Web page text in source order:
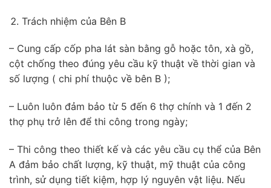
Trách nhiệm của Bên B
– Cung cấp cốp pha lát sàn bằng gỗ hoặc tôn, xà gồ,
cột chống theo đúng yêu cầu kỹ thuật về thời gian và
số lượng ( chi phí thuộc về bên B );
– Luôn luôn đảm bảo từ 5 đến 6 thợ chính và 1 đến 2
thợ phụ trở lên để thi công trong ngày;
– Thi công theo thiết kế và các yêu cầu cụ thể của Bên
A đảm bảo chất lượng, kỹ thuật, mỹ thuật của công
trình, sử dụng tiết kiệm, hợp lý nguyên vật liệu. Nếu